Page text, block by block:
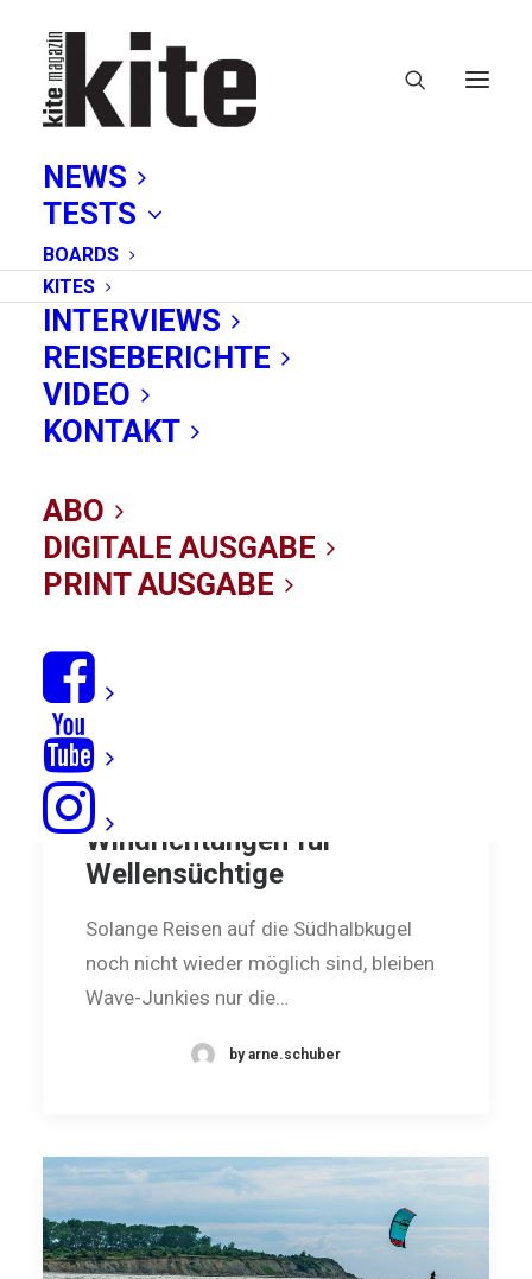
NEWS
TESTS
BOARDS
KITES
INTERVIEWS
REISEBERICHTE
VIDEO
KONTAKT
ABO
DIGITALE AUSGABE
PRINT AUSGABE
Reise
Wave-Guide Nord:
Windrichtungen für
Wellensüchtige
Solange Reisen auf die Südhalbkugel
noch nicht wieder möglich sind, bleiben
Wave-Junkies nur die…
by arne.schuber